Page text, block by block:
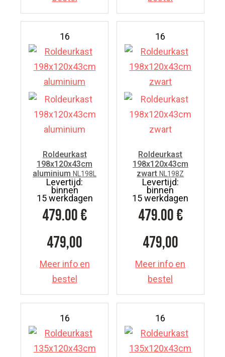
16
Roldeurkast
198x120x43cm
aluminiumNL198L
Levertijd:
binnen
15 werkdagen
479.00€
479,00
Meer info en
bestel
16
Roldeurkast
198x120x43cm
zwartNL198Z
Levertijd:
binnen
15 werkdagen
479.00€
479,00
Meer info en
bestel
16 16